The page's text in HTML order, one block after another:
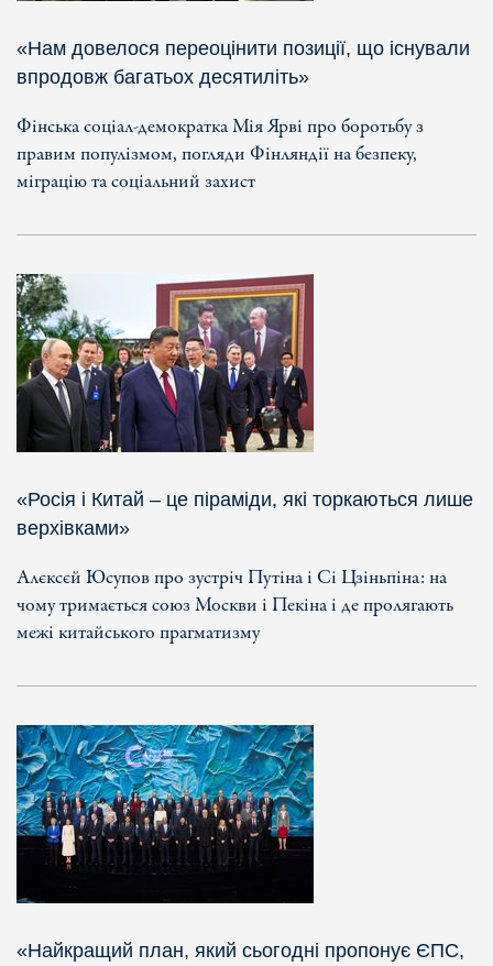
«Нам довелося переоцінити позиції, що існували
впродовж багатьох десятиліть»
Фінська соціал-демократка Мія Ярві про боротьбу з
правим популізмом, погляди Фінляндії на безпеку,
міграцію та соціальний захист
«Росія і Китай – це піраміди, які торкаються лише
верхівками»
Алєксєй Юсупов про зустріч Путіна і Сі Цзіньпіна: на
чому тримається союз Москви і Пекіна і де пролягають
межі китайського прагматизму
«Найкращий план, який сьогодні пропонує ЄПС,